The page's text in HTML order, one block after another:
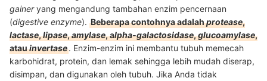
gaineryang mengandung tambahan enzim pencernaan
(digestive enzyme). Beberapa contohnya adalahprotease,
lactase,lipase,amylase, alpha-galactosidase,glucoamylase,
atauinvertase. Enzim-enzim ini membantu tubuh memecah
karbohidrat, protein, dan lemak sehingga lebih mudah diserap,
disimpan, dan digunakan oleh tubuh. Jika Anda tidak